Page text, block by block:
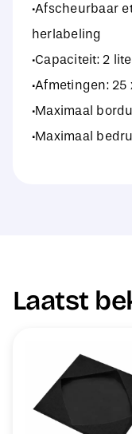
·Afscheurbaar
herlabeling
·Capaciteit: 2
·Afmetingen: 25
·Maximaal
·Maximaal
Laatst